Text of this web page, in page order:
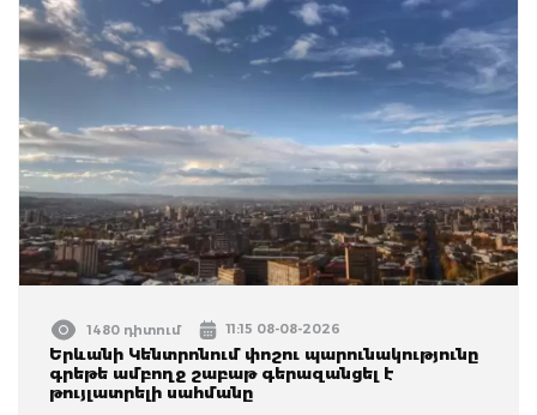
1480 դիտում 11:15 08-08-2026
Երևանի Կենտրոնում փոշու պարունակությունը
գրեթե ամբողջ շաբաթ գերազանցել է
թույլատրելի սահմանը